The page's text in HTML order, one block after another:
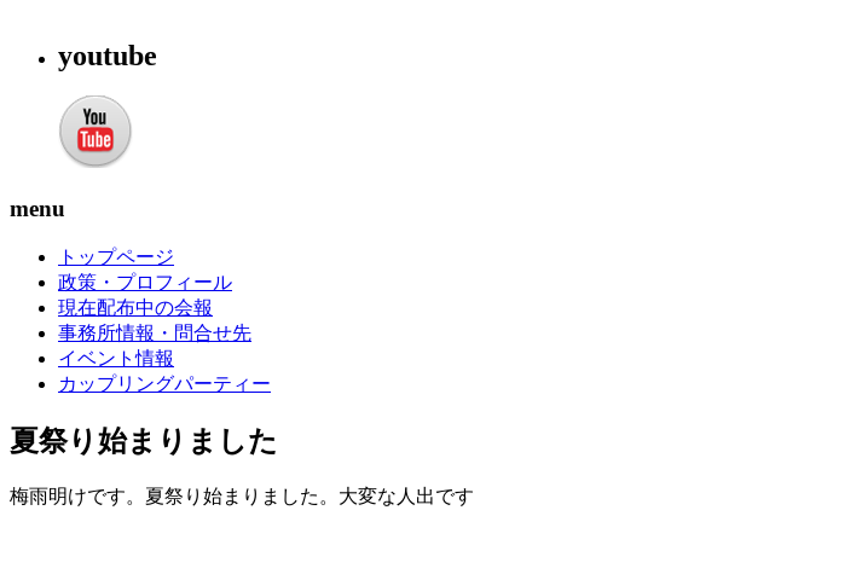
youtube
menu
トップページ
政策・プロフィール
現在配布中の会報
事務所情報・問合せ先
イベント情報
カップリングパーティー
夏祭り始まりました
梅雨明けです。夏祭り始まりました。大変な人出です